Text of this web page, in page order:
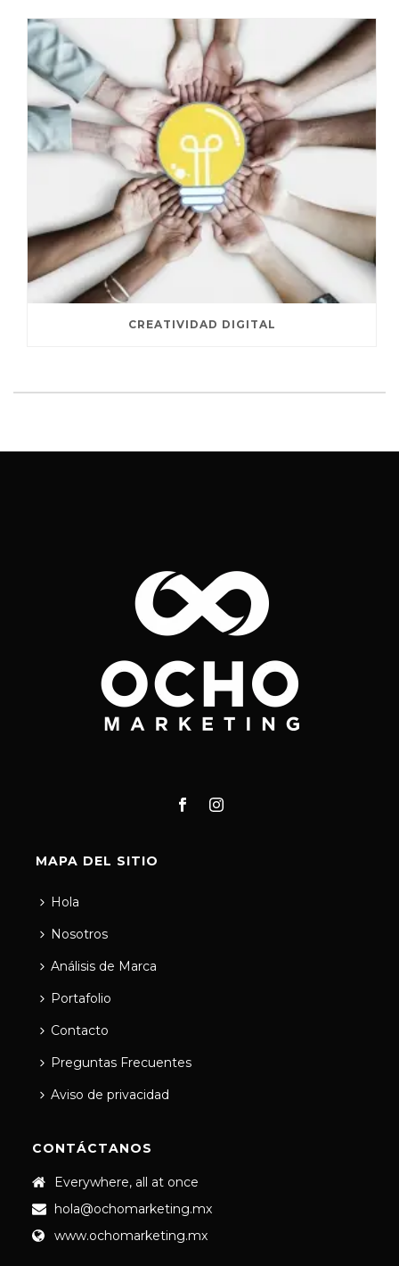
CREATIVIDAD DIGITAL
MAPA DEL SITIO
Hola
Nosotros
Análisis de Marca
Portafolio
Contacto
Preguntas Frecuentes
Aviso de privacidad
CONTÁCTANOS
Everywhere, all at once
hola@ochomarketing.mx
www.ochomarketing.mx